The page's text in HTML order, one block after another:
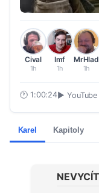
Cival
1h
Imf
1h
MrHlad
1h
🕐 1:00:24▶ YouTube
Karel Kapitoly